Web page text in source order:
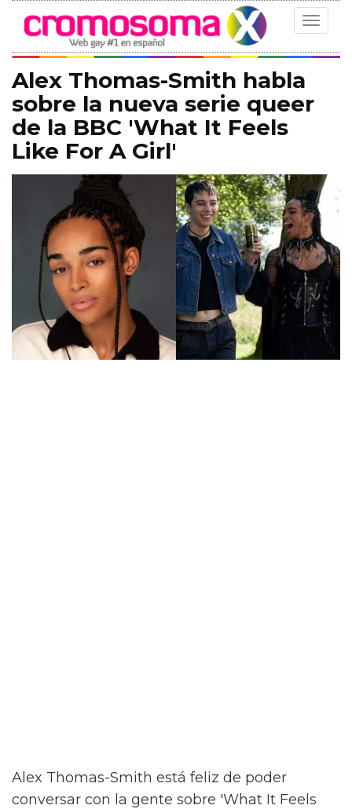
Toggle
Alex Thomas-Smith habla
sobre la nueva serie queer
de la BBC 'What It Feels
Like For A Girl'
Alex Thomas-Smith está feliz de poder
conversar con la gente sobre 'What It Feels